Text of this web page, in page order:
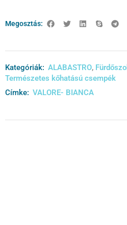
Megosztás:
Kategóriák: ALABASTRO,
Természetes kőhatású csempék
Címke: VALORE- BIANCA